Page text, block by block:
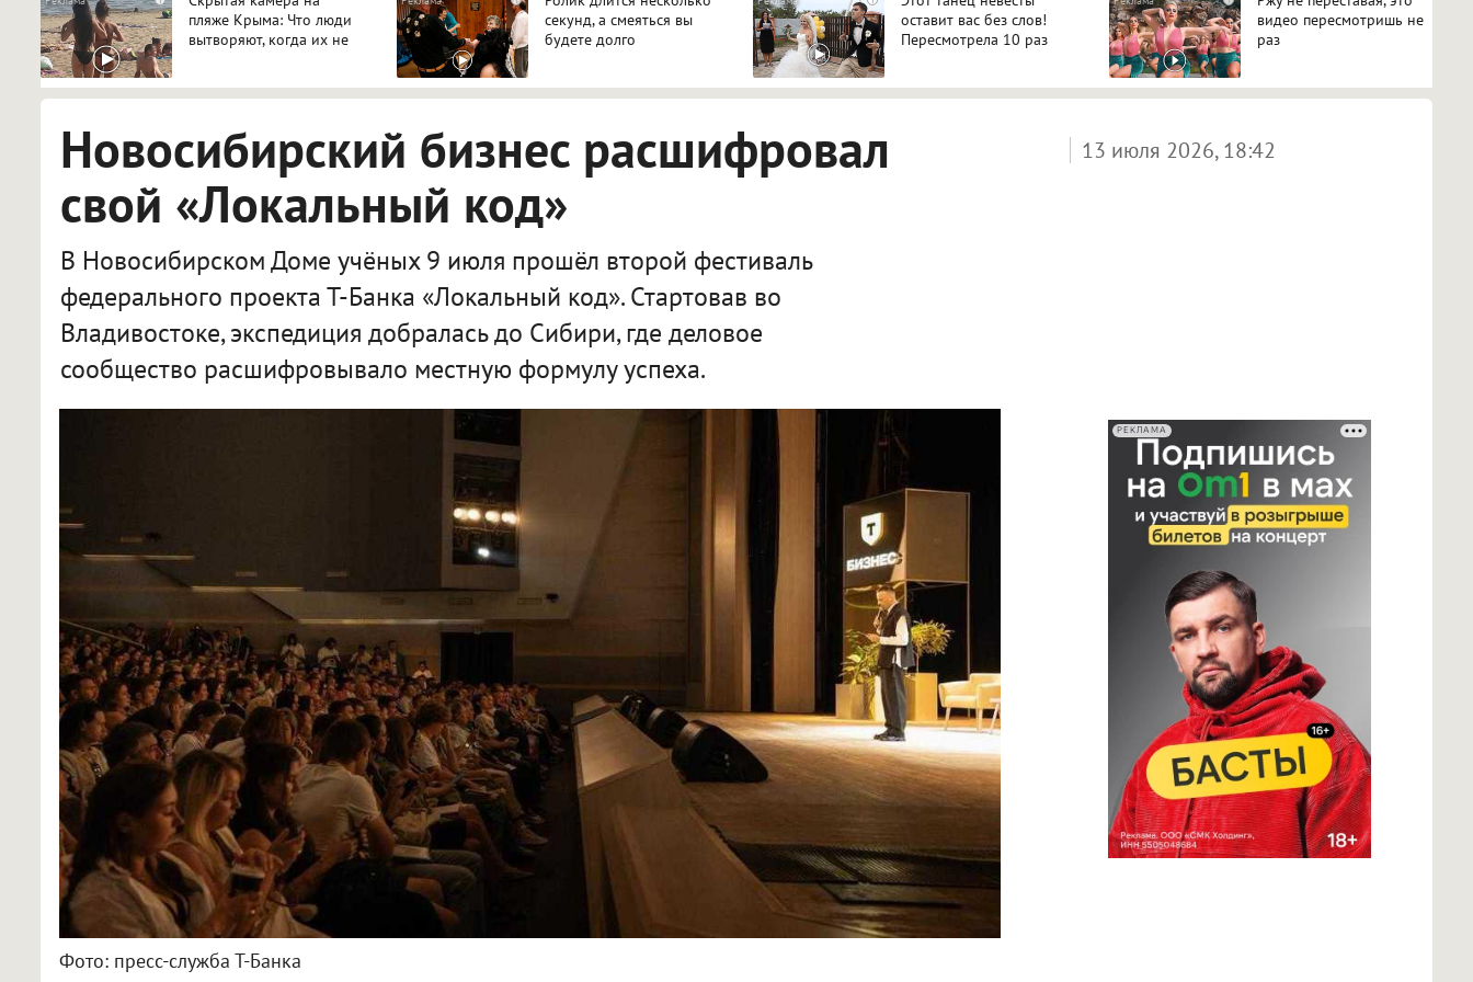
пляже Крыма: Что люди
вытворяют, когда их не
секунд, а смеяться вы
будете долго
оставит вас без слов!
Пересмотрела 10 раз
видео пересмотришь не
раз
Новосибирский бизнес расшифровал
свой «Локальный код»
В Новосибирском Доме учёных 9 июля прошёл второй фестиваль
федерального проекта Т-Банка «Локальный код». Стартовав во
Владивостоке, экспедиция добралась до Сибири, где деловое
сообщество расшифровывало местную формулу успеха.
13 июля 2026, 18:42
РЕКЛАМА
Фото: пресс-служба Т-Банка